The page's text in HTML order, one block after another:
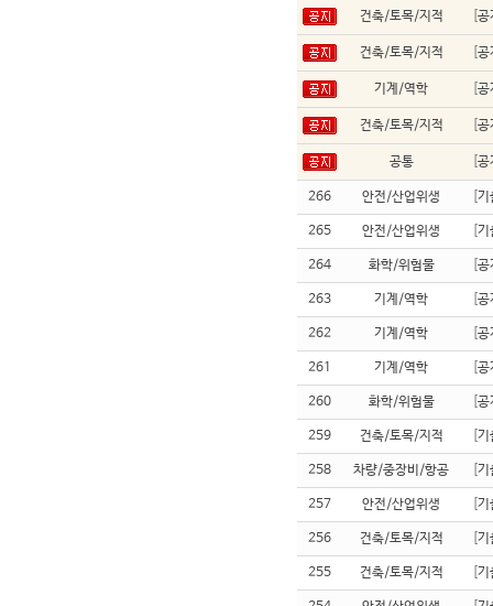
건축/토목/지적 공
건축/토목/지적 공
기계/역학 공
건축/토목/지적 공
공통 공
266 안전/산업위생 기
265 안전/산업위생 기
264 화학/위험물 공
263 기계/역학 공
262 기계/역학 공
261 기계/역학 공
260 화학/위험물 공
259 건축/토목/지적 기
258 차량/중장비/항공 기
257 안전/산업위생 기
256 건축/토목/지적 기
255 건축/토목/지적 기